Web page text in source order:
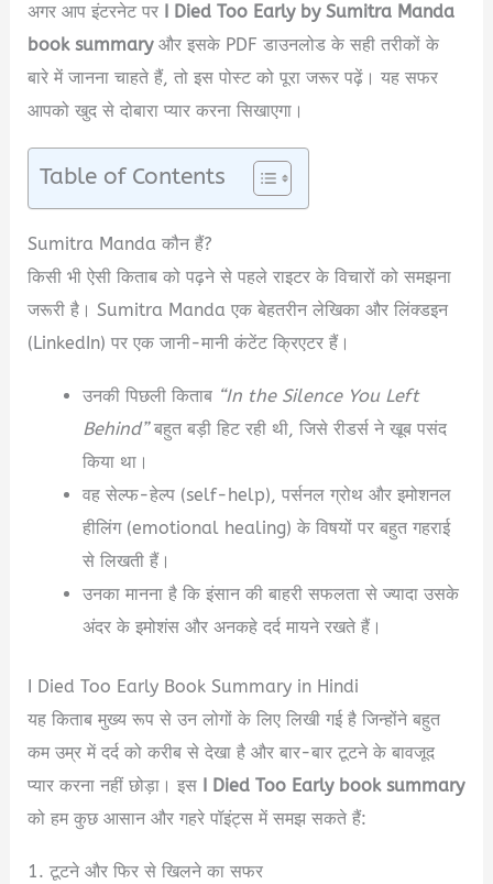
अगर आप इंटरनेट पर
I Died Too Early by Sumitra Manda
book summaryऔर इसके PDF डाउनलोड के सही तरीकों के
बारे में जानना चाहते हैं, तो इस पोस्ट को पूरा जरूर पढ़ें। यह सफर
आपको खुद से दोबारा प्यार करना सिखाएगा।
Table of Contents
Sumitra Manda कौन हैं?
किसी भी ऐसी किताब को पढ़ने से पहले राइटर के विचारों को समझना
जरूरी है। Sumitra Manda एक बेहतरीन लेखिका और लिंक्डइन
(LinkedIn) पर एक जानी-मानी कंटेंट क्रिएटर हैं।
उनकी पिछली किताब “In the Silence You Left
Behind”बहुत बड़ी हिट रही थी, जिसे रीडर्स ने खूब पसंद
किया था।
वह सेल्फ-हेल्प (self-help), पर्सनल ग्रोथ और इमोशनल
हीलिंग (emotional healing) के विषयों पर बहुत गहराई
से लिखती हैं।
उनका मानना है कि इंसान की बाहरी सफलता से ज्यादा उसके
अंदर के इमोशंस और अनकहे दर्द मायने रखते हैं।
I Died Too Early Book Summary in Hindi
यह किताब मुख्य रूप से उन लोगों के लिए लिखी गई है जिन्होंने बहुत
कम उम्र में दर्द को करीब से देखा है और बार-बार टूटने के बावजूद
प्यार करना नहीं छोड़ा। इस
I Died Too Early book summary
को हम कुछ आसान और गहरे पॉइंट्स में समझ सकते हैं:
1. टूटने और फिर से खिलने का सफर